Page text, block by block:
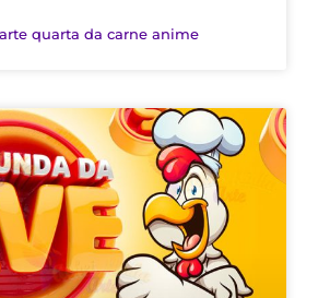
quarta da carne anime